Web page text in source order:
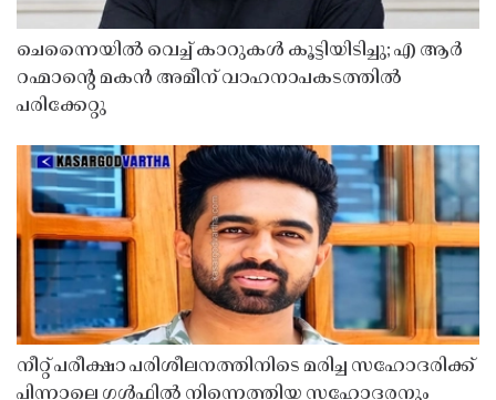
ചെന്നൈയിൽ വെച്ച് കാറുകൾ കൂട്ടിയിടിച്ചു; എ ആർ
റഹ്മാൻ്റെ മകൻ അമീന് വാഹനാപകടത്തിൽ
പരിക്കേറ്റു
നീറ്റ് പരീക്ഷാ പരിശീലനത്തിനിടെ മരിച്ച സഹോദരിക്ക്
പിന്നാലെ ഗൾഫിൽ നിന്നെത്തിയ സഹോദരനും